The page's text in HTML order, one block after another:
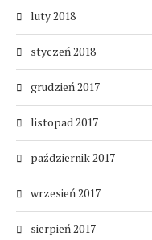
luty 2018
styczeń 2018
grudzień 2017
listopad 2017
październik 2017
wrzesień 2017
sierpień 2017